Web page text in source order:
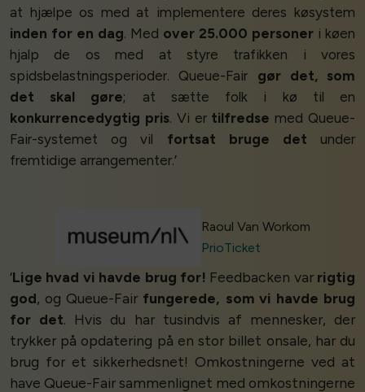
at hjælpe os med at implementere deres køsystem
inden for en dag. Med over 25.000 personer i køen
hjalp de os med at styre trafikken i vores
spidsbelastningsperioder. Queue-Fair gør det, som
det skal gøre; at sætte folk i kø til en
konkurrencedygtig pris. Vi er tilfredse med Queue-
Fair-systemet og vil fortsat bruge det under
fremtidige arrangementer.’
Raoul Van Workom
PrioTicket
‘Lige hvad vi havde brug for! Feedbacken var rigtig
god, og Queue-Fair fungerede, som vi havde brug
for det. Hvis du har tusindvis af mennesker, der
trykker på opdatering på en stor billet onsale, har du
brug for et sikkerhedsnet! Omkostningerne ved at
have Queue-Fair sammenlignet med omkostningerne